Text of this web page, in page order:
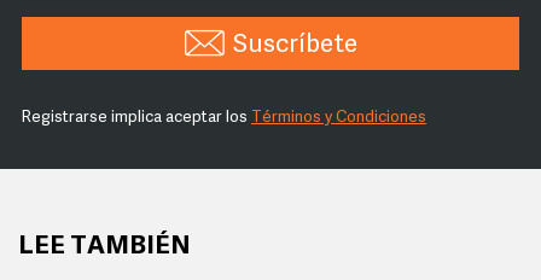
Suscríbete
Registrarse implica aceptar los Términos y Condiciones
LEE TAMBIÉN